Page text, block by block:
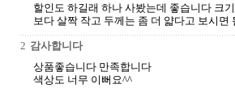
할인도 하길래 하나 사봤는데 좋습니다 크
보다 살짝 작고 두께는 좀 더 얇다고 보시면
2 감사합니다
상품좋습니다 만족합니다
색상도 너무 이뻐요^^